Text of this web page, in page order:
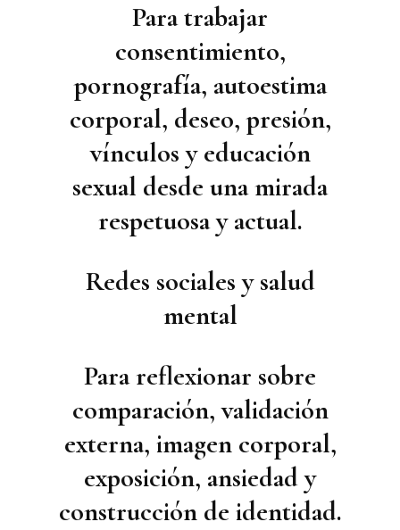
Para trabajar
consentimiento,
pornografía, autoestima
corporal, deseo, presión,
vínculos y educación
sexual desde una mirada
respetuosa y actual.
Redes sociales y salud
mental
Para reflexionar sobre
comparación, validación
externa, imagen corporal,
exposición, ansiedad y
construcción de identidad.